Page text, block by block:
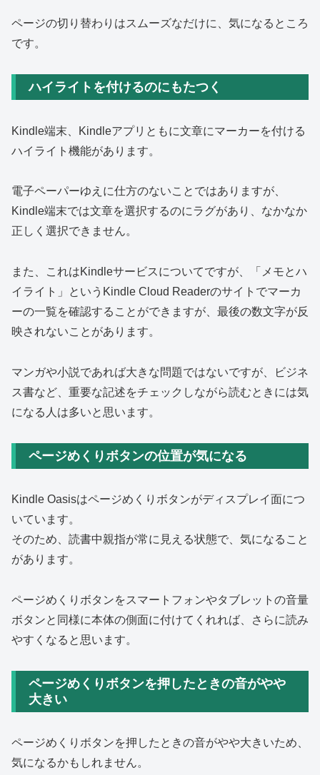
ページの切り替わりはスムーズなだけに、気になるところ
です。
ハイライトを付けるのにもたつく
Kindle端末、Kindleアプリともに文章にマーカーを付ける
ハイライト機能があります。
電子ペーパーゆえに仕方のないことではありますが、
Kindle端末では文章を選択するのにラグがあり、なかなか
正しく選択できません。
また、これはKindleサービスについてですが、「メモとハ
イライト」というKindle Cloud Readerのサイトでマーカ
ーの一覧を確認することができますが、最後の数文字が反
映されないことがあります。
マンガや小説であれば大きな問題ではないですが、ビジネ
ス書など、重要な記述をチェックしながら読むときには気
になる人は多いと思います。
ページめくりボタンの位置が気になる
Kindle Oasisはページめくりボタンがディスプレイ面につ
いています。
そのため、読書中親指が常に見える状態で、気になること
があります。
ページめくりボタンをスマートフォンやタブレットの音量
ボタンと同様に本体の側面に付けてくれれば、さらに読み
やすくなると思います。
ページめくりボタンを押したときの音がやや
大きい
ページめくりボタンを押したときの音がやや大きいため、
気になるかもしれません。